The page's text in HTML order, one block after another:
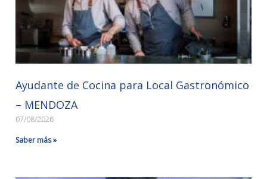
Ayudante de Cocina para Local Gastronómico
– MENDOZA
07/08/2026
Saber más »